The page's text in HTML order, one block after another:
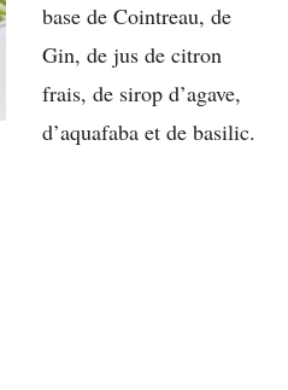
base de Cointreau, de
Gin, de jus de citron
frais, de sirop d’agave,
d’aquafaba et de basilic.